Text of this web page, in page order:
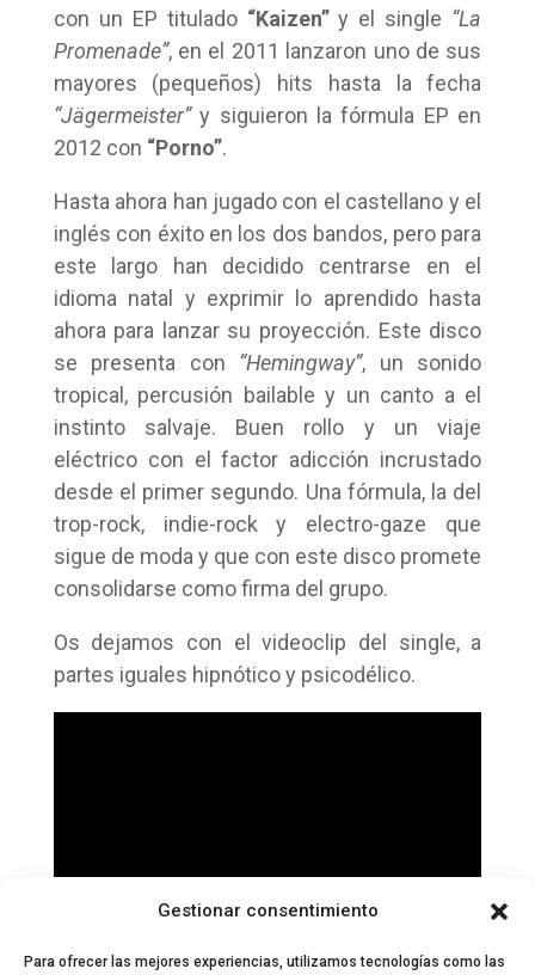
Gestionar consentimiento
Para ofrecer las mejores experiencias, utilizamos tecnologías como las
con un EP titulado “Kaizen”y el single “La
Promenade”, en el 2011 lanzaron uno de sus
mayores (pequeños) hits hasta la fecha
“Jägermeister”y siguieron la fórmula EP en
2012 con “Porno”.
Hasta ahora han jugado con el castellano y el
inglés con éxito en los dos bandos, pero para
este largo han decidido centrarse en el
idioma natal y exprimir lo aprendido hasta
ahora para lanzar su proyección. Este disco
se presenta con “Hemingway”, un sonido
tropical, percusión bailable y un canto a el
instinto salvaje. Buen rollo y un viaje
eléctrico con el factor adicción incrustado
desde el primer segundo. Una fórmula, la del
trop-rock, indie-rock y electro-gaze que
sigue de moda y que con este disco promete
consolidarse como firma del grupo.
Os dejamos con el videoclip del single, a
partes iguales hipnótico y psicodélico.